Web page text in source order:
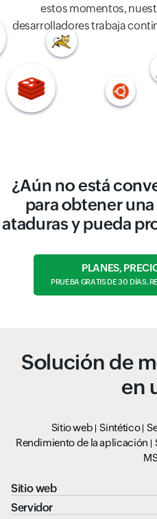
estos momentos,
desarrolladores trabaja
¿Aún no está
para obtener
ataduras y pueda
PLANES,
PRUEBA GRATIS DE 30 DÍAS,
Solución de
en
Sitio web Sintético
Rendimiento de la aplicación
Sitio web
Servidor